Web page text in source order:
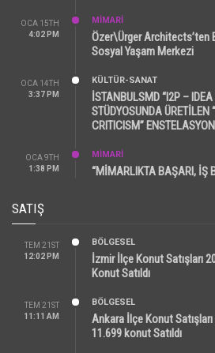
OCA 15TH
4:02 PM
MİMARİ
Özer\Ürger Architects’ten
Sosyal Yaşam Merkezi
OCA 14TH
3:37 PM
KÜLTÜR-SANAT
İSTANBULSMD “I2P – IDEA
STÜDYOSUNDA ÜRETİLEN
CRITICISM”
OCA 9TH
1:38 PM
MİMARİ
“MİMARLIKTA BAŞARI, İŞ
SATIŞ
TEM 21ST
12:02 PM
BÖLGESEL
İzmir İlçe Konut Satışları
Konut Satıldı
TEM 21ST
11:11 AM
BÖLGESEL
Ankara İlçe Konut
11.699 konut Satıldı